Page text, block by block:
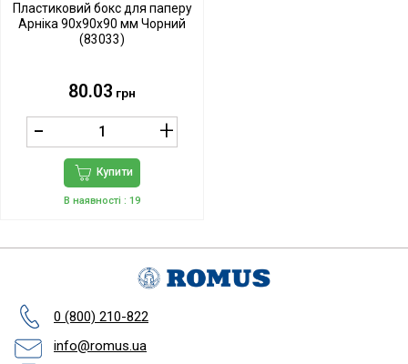
Пластиковий бокс для паперу
Арніка 90х90х90 мм Чорний
(83033)
80.03 грн
Купити
В наявності : 19
0 (800) 210-822
info@romus.ua